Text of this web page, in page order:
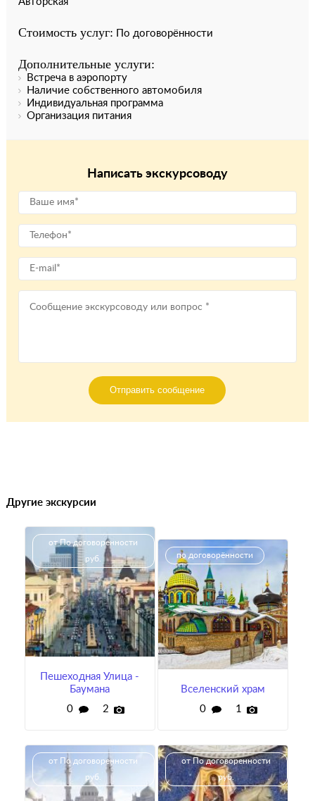
Стоимость услуг: По договорённости
Дополнительные услуги:
Встреча в аэропорту
Наличие собственного автомобиля
Индивидуальная программа
Организация питания
Написать экскурсоводу
Отправить сообщение
Другие экскурсии
Пешеходная Улица -
Баумана
0
2
от По договоренности
руб.
Вселенский храм
0
1
по договорённости
от По договоренности
руб.
от По договоренности
руб.